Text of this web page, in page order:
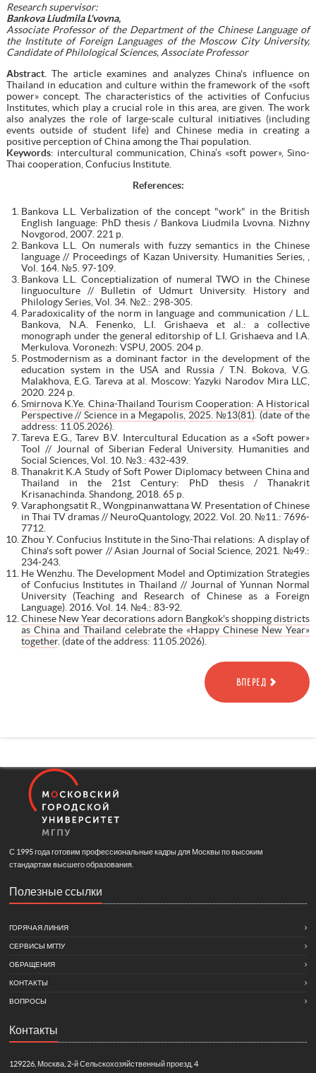
Research supervisor:
Bankova Liudmila L'vovna,
Associate Professor of the Department of the Chinese Language of
the Institute of Foreign Languages of the Moscow City University,
Candidate of Philological Sciences, Associate Professor
Аbstract. The article examines and analyzes China's influence on
Thailand in education and culture within the framework of the «soft
power» concept. The characteristics of the activities of Confucius
Institutes, which play a crucial role in this area, are given. The work
also analyzes the role of large-scale cultural initiatives (including
events outside of student life) and Chinese media in creating a
positive perception of China among the Thai population.
Keywords: intercultural communication, China’s «soft power», Sino-
Thai cooperation, Confucius Institute.
References:
Bankova L.L. Verbalization of the concept "work" in the British
English language: PhD thesis / Bankova Liudmila Lvovna. Nizhny
Novgorod, 2007. 221 p.
Bankova L.L. On numerals with fuzzy semantics in the Chinese
language // Proceedings of Kazan University. Humanities Series, ,
Vol. 164. №5. 97-109.
Bankova L.L. Conceptialization of numeral TWO in the Chinese
linguoculture // Bulletin of Udmurt University. History and
Philology Series, Vol. 34. №2.: 298-305.
Paradoxicality of the norm in language and communication / L.L.
Bankova, N.A. Fenenko, L.I. Grishaeva et al.: a collective
monograph under the general editorship of L.I. Grishaeva and I.A.
Merkulova. Voronezh: VSPU, 2005. 204 p.
Postmodernism as a dominant factor in the development of the
education system in the USA and Russia / T.N. Bokova, V.G.
Malakhova, E.G. Tareva at al. Moscow: Yazyki Narodov Mira LLC,
2020. 224 p.
Smirnova K.Ye. China-Thailand Tourism Cooperation: A Historical
Perspective // Science in a Megapolis, 2025. №13(81) . (date of the
address: 11.05.2026).
Tareva E.G., Tarev B.V. Intercultural Education as a «Soft power»
Tool // Journal of Siberian Federal University. Humanities and
Social Sciences, Vol. 10. №3.: 432-439.
Thanakrit K.A Study of Soft Power Diplomacy between China and
Thailand in the 21st Century: PhD thesis / Thanakrit
Krisanachinda. Shandong, 2018. 65 p.
Varaphongsatit R., Wongpinanwattana W. Presentation of Chinese
in Thai TV dramas // NeuroQuantology, 2022. Vol. 20. №11.: 7696-
7712.
Zhou Y. Confucius Institute in the Sino-Thai relations: A display of
China's soft power // Asian Journal of Social Science, 2021. №49.:
234-243.
He Wenzhu. The Development Model and Optimization Strategies
of Confucius Institutes in Thailand // Journal of Yunnan Normal
University (Teaching and Research of Chinese as a Foreign
Language). 2016. Vol. 14. №4.: 83-92.
Chinese New Year decorations adorn Bangkok's shopping districts
as China and Thailand celebrate the «Happy Chinese New Year»
together. (date of the address: 11.05.2026).
ВПЕРЕД
С 1995 года готовим профессиональные кадры для Москвы по высоким
стандартам высшего образования.
Полезные ссылки
ГОРЯЧАЯ ЛИНИЯ
СЕРВИСЫ МГПУ
ОБРАЩЕНИЯ
КОНТАКТЫ
ВОПРОСЫ
Контакты
129226, Москва, 2-й Сельскохозяйственный проезд, 4